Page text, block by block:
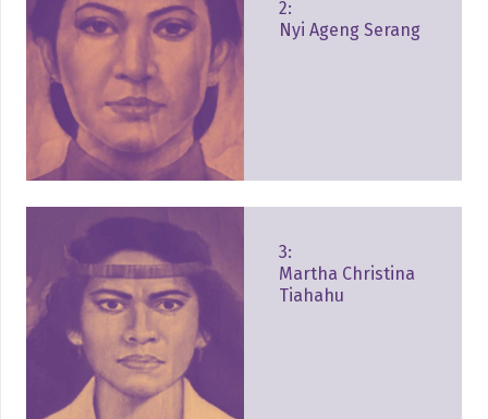
2:
Nyi Ageng Serang
3:
Martha Christina
Tiahahu